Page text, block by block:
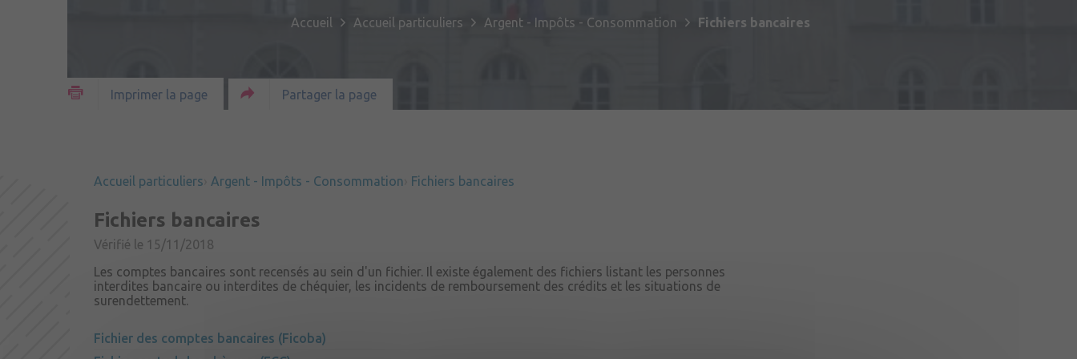
Commémorations
de Bruz
Accueil Accueil particuliers Argent - Impôts - Consommation Fichiers bancaires
Imprimer la page Partager la page
Accueil particuliers Argent - Impôts - Consommation Fichiers bancaires
Fichiers bancaires
Vérifié le 15/11/2018
Les comptes bancaires sont recensés au sein d'un fichier. Il existe également des fichiers listant les personnes
interdites bancaire ou interdites de chéquier, les incidents de remboursement des crédits et les situations de
surendettement.
Fichier des comptes bancaires (Ficoba)